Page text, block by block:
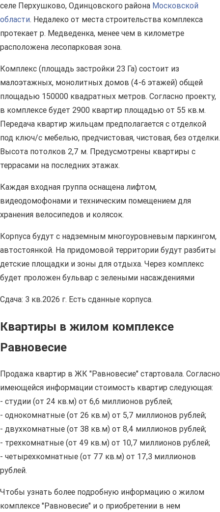
селе Перхушково, Одинцовского района Московской
области. Недалеко от места строительства комплекса
протекает р. Медведенка, менее чем в километре
расположена лесопарковая зона.
Комплекс (площадь застройки 23 Га) состоит из
малоэтажных, монолитных домов (4-6 этажей) общей
площадью 150000 квадратных метров. Согласно проекту,
в комплексе будет 2900 квартир площадью от 55 кв.м.
Передача квартир жильцам предполагается с отделкой
под ключ/с мебелью, предчистовая, чистовая, без отделки.
Высота потолков 2,7 м. Предусмотрены квартиры с
террасами на последних этажах.
Каждая входная группа оснащена лифтом,
видеодомофонами и техническим помещением для
хранения велосипедов и колясок.
Корпуса будут с надземным многоуровневым паркингом,
автостоянкой. На придомовой территории будут разбиты
детские площадки и зоны для отдыха. Через комплекс
будет проложен бульвар с зелеными насаждениями
Сдача: 3 кв.2026 г. Есть сданные корпуса.
Квартиры в жилом комплексе
Равновесие
Продажа квартир в ЖК "Равновесие" стартовала. Согласно
имеющейся информации стоимость квартир следующая:
- студии (от 24 кв.м) от 6,6 миллионов рублей;
- однокомнатные (от 26 кв.м) от 5,7 миллионов рублей;
- двухкомнатные (от 38 кв.м) от 8,4 миллионов рублей;
- трехкомнатные (от 49 кв.м) от 10,7 миллионов рублей;
- четырехкомнатные (от 77 кв.м) от 17,3 миллионов
рублей.
Чтобы узнать более подробную информацию о жилом
комплексе "Равновесие" и о приобретении в нем